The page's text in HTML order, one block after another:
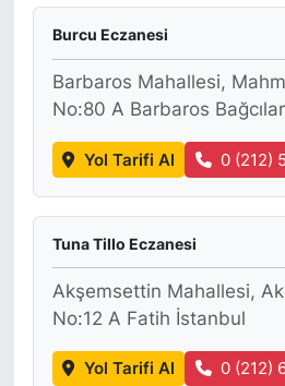
Burcu Eczanesi
Barbaros Mahallesi,
No:80 A Barbaros
Yol Tarifi Al 0 (212)
Tuna Tillo Eczanesi
Akşemsettin Mahallesi,
No:12 A Fatih İstanbul
Yol Tarifi Al 0 (212)
BİYOGRAFİLER